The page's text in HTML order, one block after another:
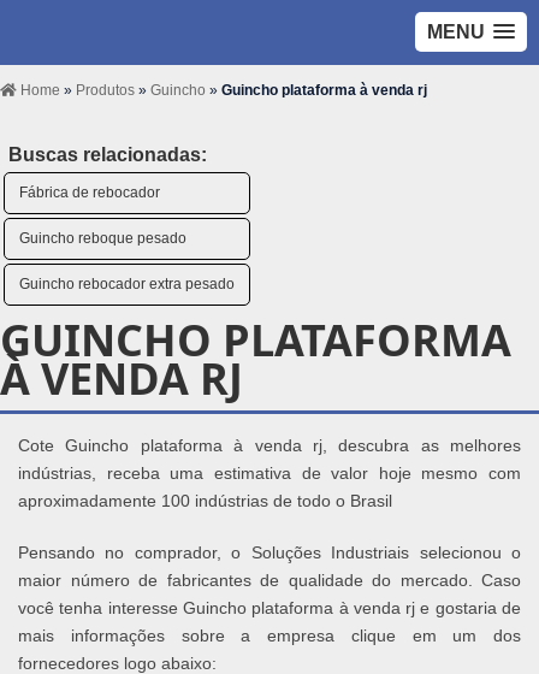
MENU
Home » Produtos » Guincho » Guincho plataforma à venda rj
Buscas relacionadas:
Fábrica de rebocador
Guincho reboque pesado
Guincho rebocador extra pesado
GUINCHO PLATAFORMA
À VENDA RJ
Cote Guincho plataforma à venda rj, descubra as melhores
indústrias, receba uma estimativa de valor hoje mesmo com
aproximadamente 100 indústrias de todo o Brasil
Pensando no comprador, o Soluções Industriais selecionou o
maior número de fabricantes de qualidade do mercado. Caso
você tenha interesse Guincho plataforma à venda rj e gostaria de
mais informações sobre a empresa clique em um dos
fornecedores logo abaixo: